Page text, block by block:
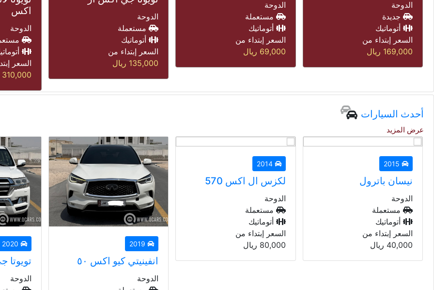
الدوحة
مستعملة
أتوماتيك
السعر إبتداء من
69,000 ريال
الدوحة
مستعملة
أتوماتيك
السعر إبتداء من
اكس
الدوحة
مستعملة
أتوماتيك
السعر إبتداء من
الدوحة
السعر
179,000
أحدث السيارات
عرض المزيد
2014
لكزس ال اكس 570
الدوحة
مستعملة
أتوماتيك
السعر إبتداء من
80,000 ريال 2019
انفينيتي كيو اكس ٥٠
2020
تويوتا جي اكس ار
الدوحة
2021
اديشن